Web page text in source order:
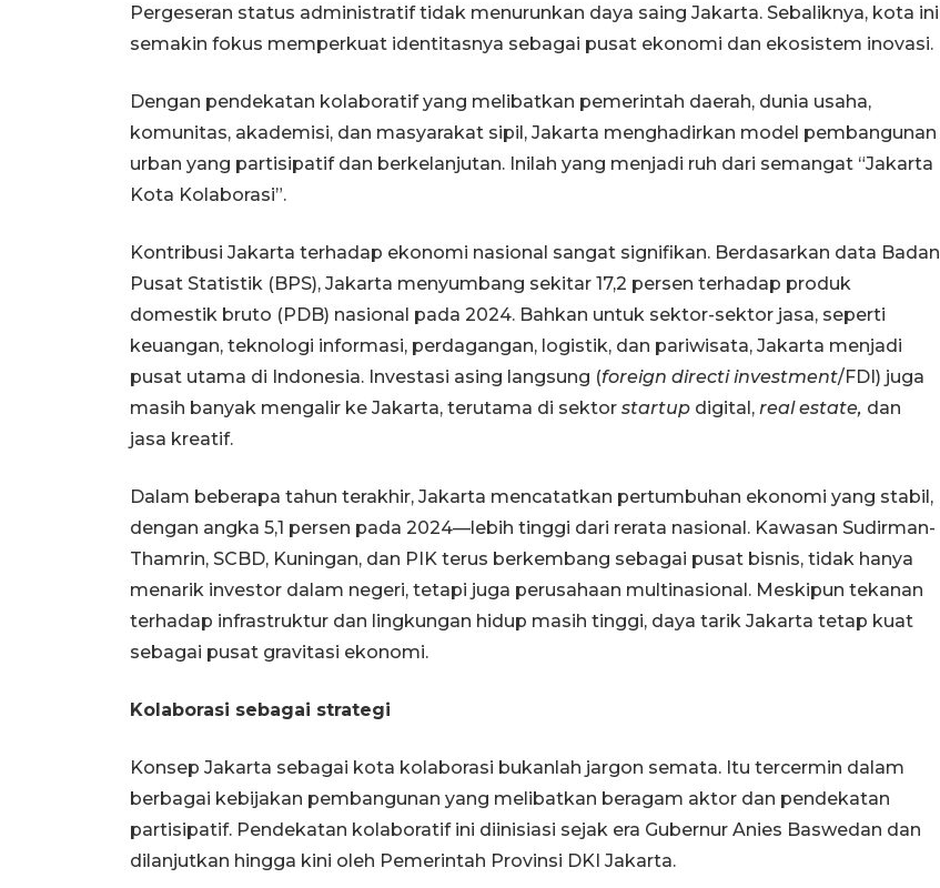
Pergeseran status administratif tidak menurunkan daya saing Jakarta. Sebaliknya, kota ini
semakin fokus memperkuat identitasnya sebagai pusat ekonomi dan ekosistem inovasi.
Dengan pendekatan kolaboratif yang melibatkan pemerintah daerah, dunia usaha,
komunitas, akademisi, dan masyarakat sipil, Jakarta menghadirkan model pembangunan
urban yang partisipatif dan berkelanjutan. Inilah yang menjadi ruh dari semangat “Jakarta
Kota Kolaborasi”.
Kontribusi Jakarta terhadap ekonomi nasional sangat signifikan. Berdasarkan data Badan
Pusat Statistik (BPS), Jakarta menyumbang sekitar 17,2 persen terhadap produk
domestik bruto (PDB) nasional pada 2024. Bahkan untuk sektor-sektor jasa, seperti
keuangan, teknologi informasi, perdagangan, logistik, dan pariwisata, Jakarta menjadi
pusat utama di Indonesia. Investasi asing langsung (foreign directi investment/FDI) juga
masih banyak mengalir ke Jakarta, terutama di sektor startup digital, real estate, dan
jasa kreatif.
Dalam beberapa tahun terakhir, Jakarta mencatatkan pertumbuhan ekonomi yang stabil,
dengan angka 5,1 persen pada 2024—lebih tinggi dari rerata nasional. Kawasan Sudirman-
Thamrin, SCBD, Kuningan, dan PIK terus berkembang sebagai pusat bisnis, tidak hanya
menarik investor dalam negeri, tetapi juga perusahaan multinasional. Meskipun tekanan
terhadap infrastruktur dan lingkungan hidup masih tinggi, daya tarik Jakarta tetap kuat
sebagai pusat gravitasi ekonomi.
Kolaborasi sebagai strategi
Konsep Jakarta sebagai kota kolaborasi bukanlah jargon semata. Itu tercermin dalam
berbagai kebijakan pembangunan yang melibatkan beragam aktor dan pendekatan
partisipatif. Pendekatan kolaboratif ini diinisiasi sejak era Gubernur Anies Baswedan dan
dilanjutkan hingga kini oleh Pemerintah Provinsi DKI Jakarta.